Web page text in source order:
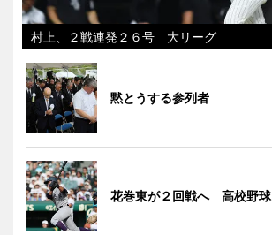
村上、２戦連発２６号 大リーグ
黙とうする参列者
花巻東が２回戦へ 高校野球